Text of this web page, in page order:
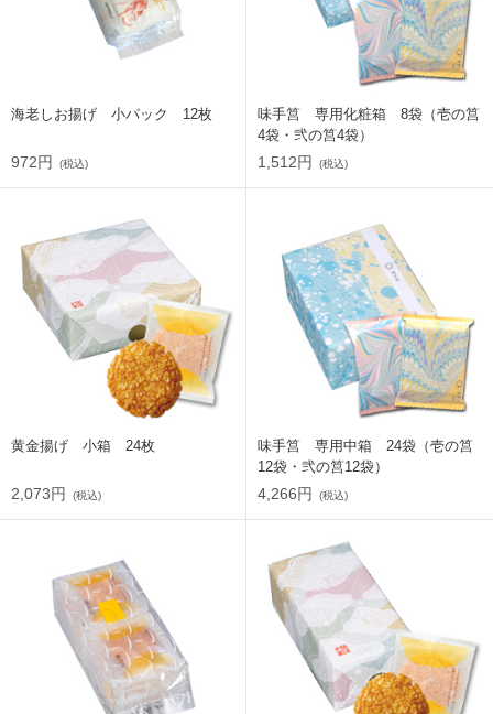
海老しお揚げ 小パック 12枚
972円 (税込)
味手筥 専用化粧箱 8袋（壱の筥
4袋・弐の筥4袋）
1,512円 (税込)
黄金揚げ 小箱 24枚
2,073円 (税込)
味手筥 専用中箱 24袋（壱の筥
12袋・弐の筥12袋）
4,266円 (税込)